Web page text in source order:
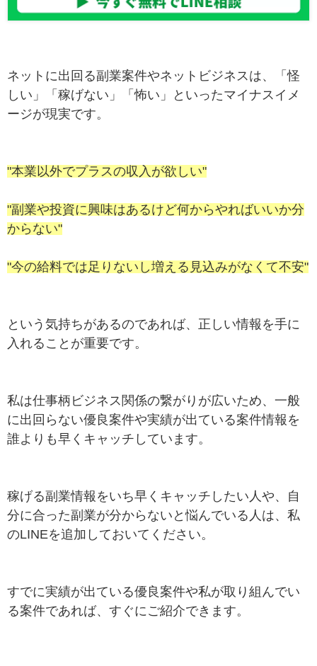
ネットに出回る副業案件やネットビジネスは、「怪
しい」「稼げない」「怖い」といったマイナスイメ
ージが現実です。
"本業以外でプラスの収入が欲しい"
"副業や投資に興味はあるけど何からやればいいか分
からない"
"今の給料では足りないし増える見込みがなくて不安"
という気持ちがあるのであれば、正しい情報を手に
入れることが重要です。
私は仕事柄ビジネス関係の繋がりが広いため、一般
に出回らない優良案件や実績が出ている案件情報を
誰よりも早くキャッチしています。
稼げる副業情報をいち早くキャッチしたい人や、自
分に合った副業が分からないと悩んでいる人は、私
のLINEを追加しておいてください。
すでに実績が出ている優良案件や私が取り組んでい
る案件であれば、すぐにご紹介できます。